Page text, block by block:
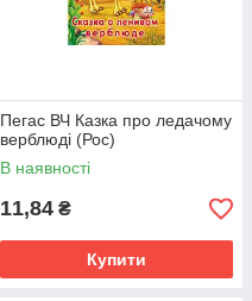
Пегас ВЧ Казка про ледачому
верблюді (Рос)
В наявності
11,84 ₴
Купити